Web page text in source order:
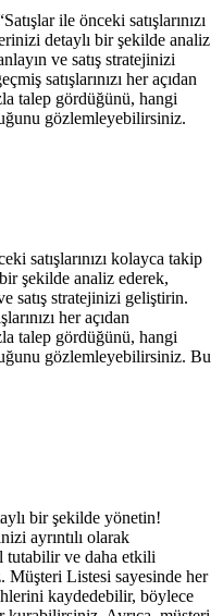
ile önceki satışlarınızı
detaylı bir şekilde analiz
ve satış stratejinizi
satışlarınızı her açıdan
talep gördüğünü, hangi
gözlemleyebilirsiniz.
satışlarınızı kolayca takip
şekilde analiz ederek,
satış stratejinizi geliştirin.
her açıdan
talep gördüğünü, hangi
gözlemleyebilirsiniz. Bu
bir şekilde yönetin!
ayrıntılı olarak
ve daha etkili
Müşteri Listesi sayesinde her
kaydedebilir, böylece